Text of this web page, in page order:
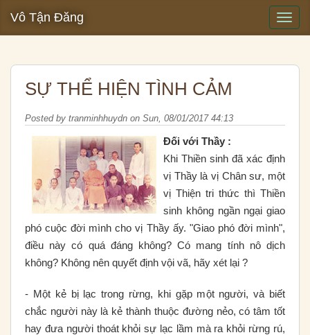
Vô Tận Đăng
SỰ THỂ HIỆN TÌNH CẢM
Posted by tranminhhuydn on Sun, 08/01/2017 44:13
Ðối với Thầy :
Khi Thiền sinh đã xác định
vị Thầy là vị Chân sư, một
vị Thiện tri thức thì Thiền
sinh không ngần ngại giao
phó cuộc đời mình cho vị Thầy ấy. "Giao phó đời mình",
điều này có quá đáng không? Có mang tính nô dịch
không? Không nên quyết định vội vã, hãy xét lại ?
- Một kẻ bị lạc trong rừng, khi gặp một người, và biết
chắc người này là kẻ thành thuộc đường nẻo, có tâm tốt
hay đưa người thoát khỏi sự lạc lầm mà ra khỏi rừng rú,